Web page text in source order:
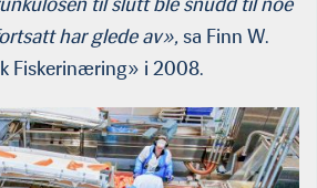
har glede av», sa Finn W.
Fiskerinæring» i 2008.